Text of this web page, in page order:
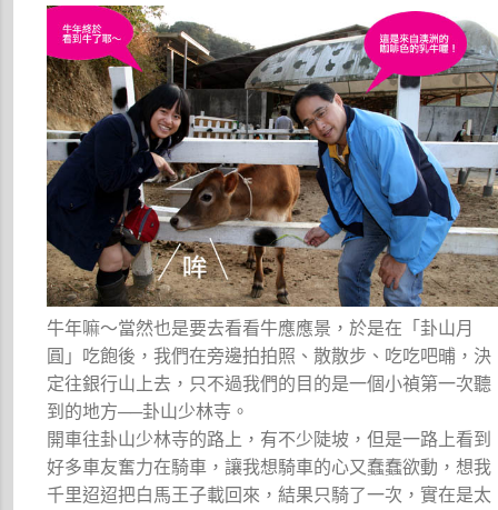
牛年嘛～當然也是要去看看牛應應景，於是在「卦山月
圓」吃飽後，我們在旁邊拍拍照、散散步、吃吃吧晡，決
定往銀行山上去，只不過我們的目的是一個小禎第一次聽
到的地方──卦山少林寺。
開車往卦山少林寺的路上，有不少陡坡，但是一路上看到
好多車友奮力在騎車，讓我想騎車的心又蠢蠢欲動，想我
千里迢迢把白馬王子載回來，結果只騎了一次，實在是太